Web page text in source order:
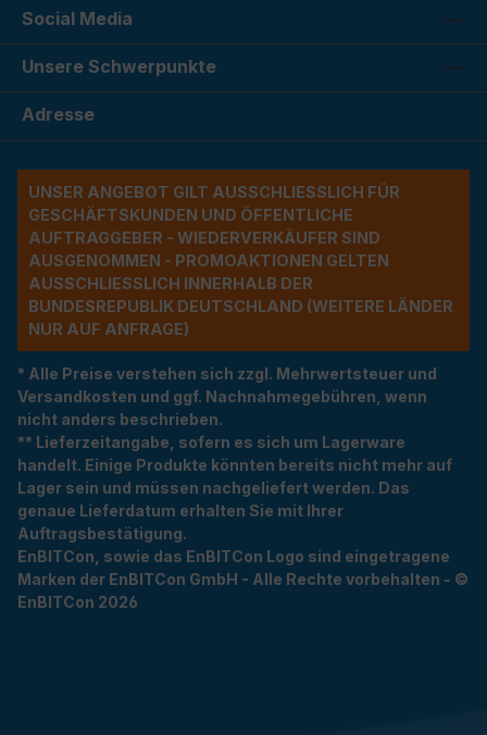
Social Media
Unsere Schwerpunkte
Adresse
UNSER ANGEBOT GILT AUSSCHLIESSLICH FÜR G
ESCHÄFTSKUNDEN UND ÖFFENTLICHE A
UFTRAGGEBER - WIEDERVERKÄUFER SIND A
USGENOMMEN - PROMOAKTIONEN GELTEN A
USSCHLIESSLICH INNERHALB DER BU
NDESREPUBLIK DEUTSCHLAND (WEITERE LÄNDER NU
R AUF ANFRAGE)
* Alle Preise verstehen sich zzgl. Mehrwertsteuer und
Versandkosten und ggf. Nachnahmegebühren, wenn
nicht anders beschrieben.
** Lieferzeitangabe, sofern es sich um Lagerware
handelt. Einige Produkte könnten bereits nicht mehr auf
Lager sein und müssen nachgeliefert werden. Das
genaue Lieferdatum erhalten Sie mit Ihrer
Auftragsbestätigung.
EnBITCon, sowie das EnBITCon Logo sind eingetragene
Marken der EnBITCon GmbH - Alle Rechte vorbehalten - ©
EnBITCon 2026